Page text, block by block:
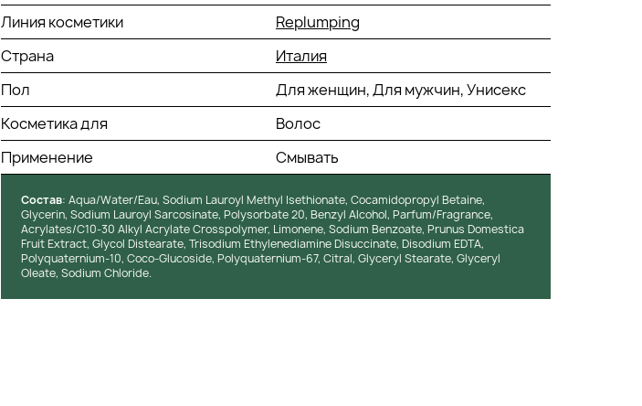
Линия косметики
Replumping
Страна
Италия
Пол
Для женщин, Для мужчин, Унисекс
Косметика для
Волос
Применение
Смывать
Состав: Aqua/Water/Eau, Sodium Lauroyl Methyl Isethionate, Cocamidopropyl Betaine,
Glycerin, Sodium Lauroyl Sarcosinate, Polysorbate 20, Benzyl Alcohol, Parfum/Fragrance,
Acrylates/C10-30 Alkyl Acrylate Crosspolymer, Limonene, Sodium Benzoate, Prunus Domestica
Fruit Extract, Glycol Distearate, Trisodium Ethylenediamine Disuccinate, Disodium EDTA,
Polyquaternium-10, Coco-Glucoside, Polyquaternium-67, Citral, Glyceryl Stearate, Glyceryl
Oleate, Sodium Chloride.